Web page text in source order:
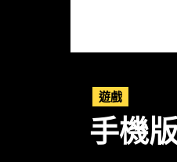
遊戲
手機